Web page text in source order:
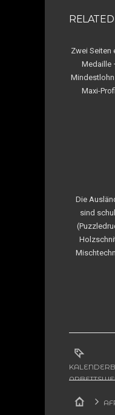
Zwei Seiten
Medaille
Mindestlohn
Maxi-
Die
sind